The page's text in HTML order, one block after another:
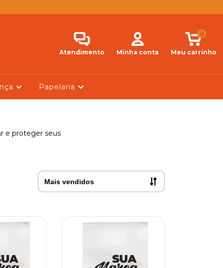
Atendimento Minha conta Meu carrinho
0
Papelaria
e proteger seus